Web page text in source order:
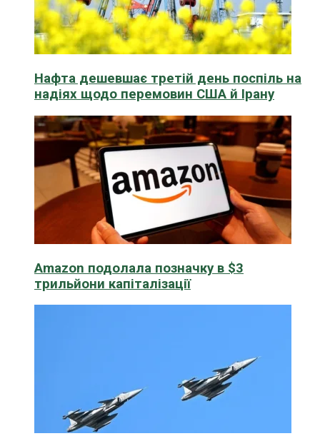
Нафта дешевшає третій день поспіль на
надіях щодо перемовин США й Ірану
Amazon подолала позначку в $3
трильйони капіталізації